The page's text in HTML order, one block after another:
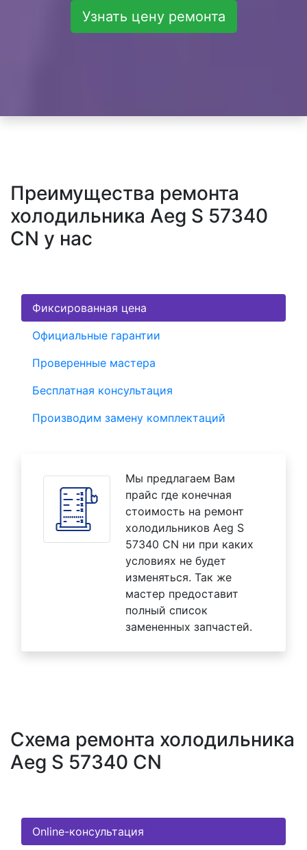
Узнать цену ремонта
Преимущества ремонта
холодильника Aeg S 57340
CN у нас
Фиксированная цена
Официальные гарантии
Проверенные мастера
Бесплатная консультация
Производим замену комплектаций
Мы предлагаем Вам
прайс где конечная
стоимость на ремонт
холодильников Aeg S
57340 CN ни при каких
условиях не будет
изменяться. Так же
мастер предоставит
полный список
замененных запчастей.
Схема ремонта холодильника
Aeg S 57340 CN
Online-консультация